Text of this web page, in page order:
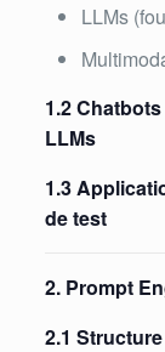
LLMs
1.2
LLMs
1.3
de test
2. Prompt
2.1